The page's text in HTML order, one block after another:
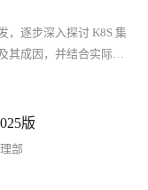
，逐步深入探讨 K8S 集
其成因，并结合实际案
方法和解决方案。通过
一系列实用技巧来提升
一个宝贵的资源库，帮
版
部